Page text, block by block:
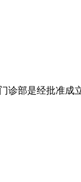
诊部是经批准成